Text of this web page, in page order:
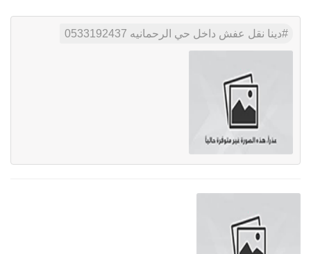
دينا نقل عفش داخل حي الرحمانيه 0533192437